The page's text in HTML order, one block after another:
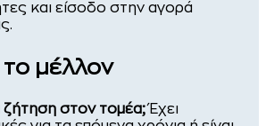
και είσοδο στην αγορά
μέλλον
ζήτηση στον τομέα;Έχει